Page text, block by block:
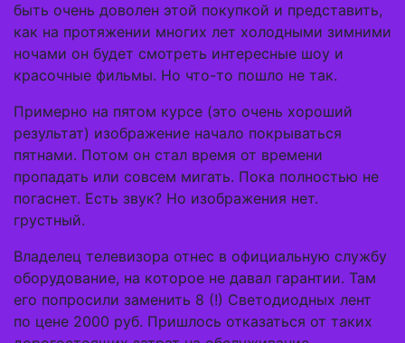
быть очень доволен этой покупкой и представить,
как на протяжении многих лет холодными зимними
ночами он будет смотреть интересные шоу и
красочные фильмы. Но что-то пошло не так.
Примерно на пятом курсе (это очень хороший
результат) изображение начало покрываться
пятнами. Потом он стал время от времени
пропадать или совсем мигать. Пока полностью не
погаснет. Есть звук? Но изображения нет.
грустный.
Владелец телевизора отнес в официальную службу
оборудование, на которое не давал гарантии. Там
его попросили заменить 8 (!) Светодиодных лент
по цене 2000 руб. Пришлось отказаться от таких